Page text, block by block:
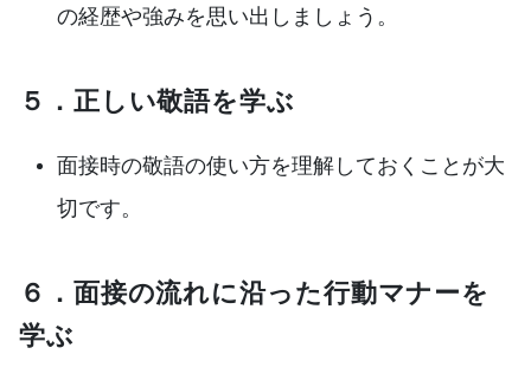
の経歴や強みを思い出しましょう。
５．正しい敬語を学ぶ
面接時の敬語の使い方を理解しておくことが大
切です。
６．面接の流れに沿った行動マナーを
学ぶ